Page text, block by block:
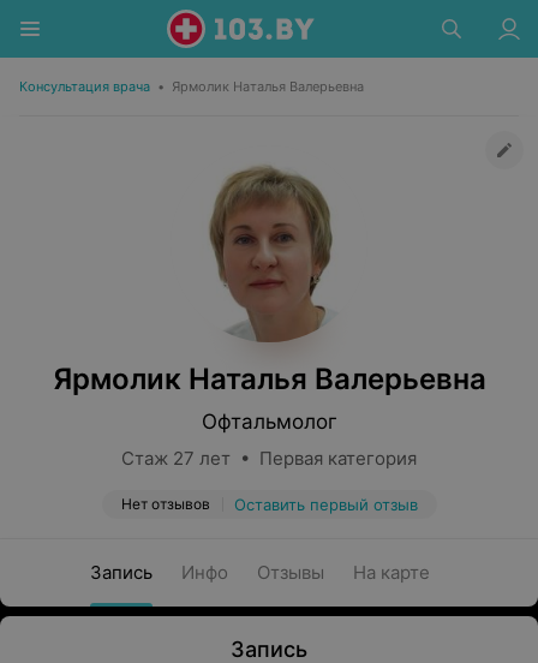
Консультация врача • Ярмолик Наталья Валерьевна
Ярмолик Наталья Валерьевна
Офтальмолог
Стаж 27 лет • Первая категория
Нет отзывов Оставить первый отзыв
Запись Инфо Отзывы На карте
Запись